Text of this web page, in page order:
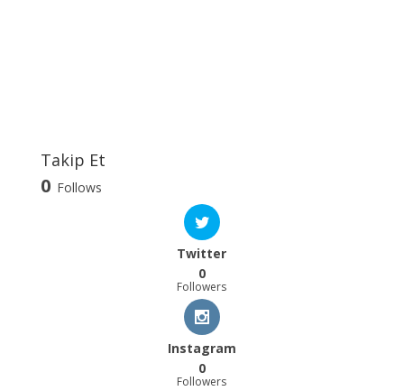
Takip Et
0 Follows
Twitter
0
Followers
Instagram
0
Followers